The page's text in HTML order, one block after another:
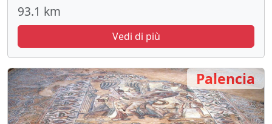
93.1 km
Vedi di più
Palencia